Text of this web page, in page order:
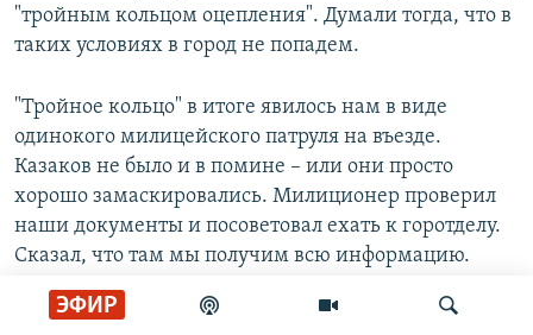
ЭФИР
"тройным кольцом оцепления". Думали тогда, что в
таких условиях в город не попадем.
"Тройное кольцо" в итоге явилось нам в виде
одинокого милицейского патруля на въезде.
Казаков не было и в помине – или они просто
хорошо замаскировались. Милиционер проверил
наши документы и посоветовал ехать к горотделу.
Сказал, что там мы получим всю информацию.
У горотдела – стихийный митинг. Человек с белым